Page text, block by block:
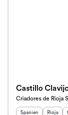
Castillo
Criadores de Rioja
Herkunftsland:
Spanien Rioja